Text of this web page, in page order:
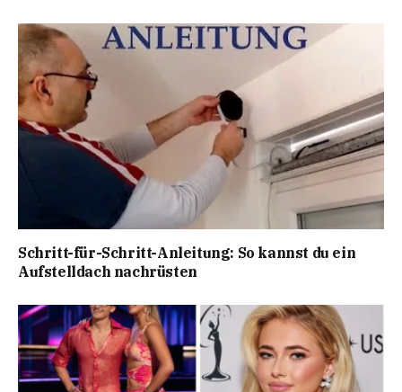
Schritt-für-Schritt-Anleitung: So kannst du ein
Aufstelldach nachrüsten